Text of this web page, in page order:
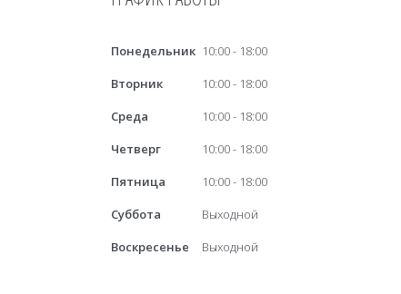
Понедельник 10:00
18:00
Вторник
10:00
18:00
Среда
10:00
18:00
Четверг
10:00
18:00
Пятница
10:00
18:00
Суббота
Выходной
Воскресенье
Выходной